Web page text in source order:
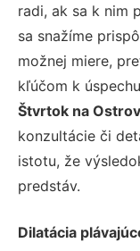
radi, ak sa k nim
sa snažíme
možnej miere,
kľúčom k
Štvrtok na
konzultácie či
istotu, že
predstáv.
Dilatácia